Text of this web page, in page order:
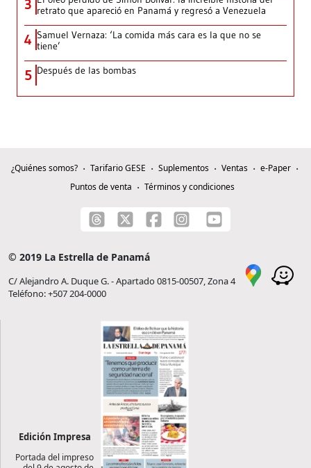
3 retrato que apareció en Panamá y regresó a Venezuela
4 Samuel Vernaza: ‘La comida más cara es la que no se
tiene’
5 Después de las bombas
¿Quiénes somos? Tarifario GESE Suplementos Ventas
e-Paper
Puntos de venta
Términos y condiciones
© 2019 La Estrella de Panamá
C/ Alejandro A. Duque G. - Apartado 0815-00507, Zona 4
Teléfono: +507 204-0000
Edición Impresa
Portada del impreso